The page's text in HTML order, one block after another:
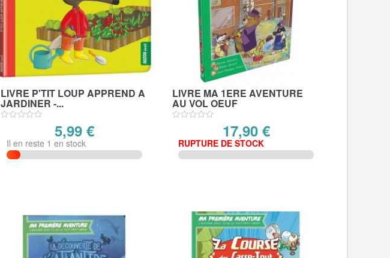
LIVRE P'TIT LOUP APPREND A
JARDINER -...
5,99 €
Il en reste 1 en stock
LIVRE MA 1ERE AVENTURE
AU VOL OEUF
17,90 €
RUPTURE DE STOCK